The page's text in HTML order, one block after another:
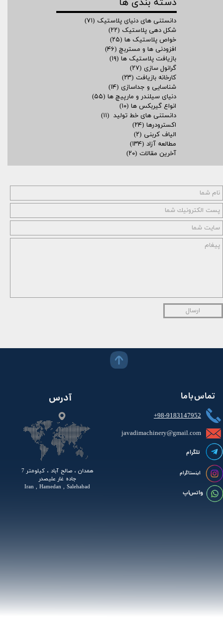
ارسال
دسته بندی ها
دانستنی های دنیای پلاستیک (۷۱)
شکل دهی پلاستیک (۲۲)
خواص پلاستیک ها (۲۵)
افزودنی ها و مستربچ (۴۶)
بازیافت پلاستیک ها (۱۹)
گرانول سازی (۲۷)
کارخانه بازیافت (۲۳)
شناسایی و جداسازی (۱۴)
دنیای سیلندر و مارپیچ ها (۵۵)
انواع گیربکس ها (۱۰)
دانستنی های خط تولید (۱۱)
اکسترودرها (۲۴)
الیاف کربنی (۲)
مطالعه آزاد (۱۳۴)
آخرین مقالات (۲۰)
+98-9183147952
همدان ، صالح آباد ، کیلومتر 7
جاده غار علیصدر
Iran , Hamedan , Salehabad
آدرس تماس با ما
اینستاگرام
javadimachinery@gmail.com​​​​​​​​
تلگرام
واتس اپ